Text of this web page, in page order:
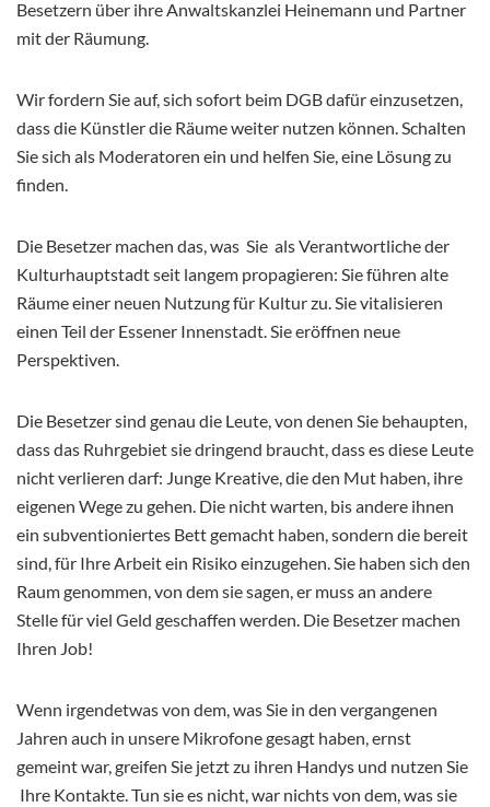
Besetzern über ihre Anwaltskanzlei Heinemann und Partner
mit der Räumung.
Wir fordern Sie auf, sich sofort beim DGB dafür einzusetzen,
dass die Künstler die Räume weiter nutzen können. Schalten
Sie sich als Moderatoren ein und helfen Sie, eine Lösung zu
finden.
Die Besetzer machen das, was Sie als Verantwortliche der
Kulturhauptstadt seit langem propagieren: Sie führen alte
Räume einer neuen Nutzung für Kultur zu. Sie vitalisieren
einen Teil der Essener Innenstadt. Sie eröffnen neue
Perspektiven.
Die Besetzer sind genau die Leute, von denen Sie behaupten,
dass das Ruhrgebiet sie dringend braucht, dass es diese Leute
nicht verlieren darf: Junge Kreative, die den Mut haben, ihre
eigenen Wege zu gehen. Die nicht warten, bis andere ihnen
ein subventioniertes Bett gemacht haben, sondern die bereit
sind, für Ihre Arbeit ein Risiko einzugehen. Sie haben sich den
Raum genommen, von dem sie sagen, er muss an andere
Stelle für viel Geld geschaffen werden. Die Besetzer machen
Ihren Job!
Wenn irgendetwas von dem, was Sie in den vergangenen
Jahren auch in unsere Mikrofone gesagt haben, ernst
gemeint war, greifen Sie jetzt zu ihren Handys und nutzen Sie
Ihre Kontakte. Tun sie es nicht, war nichts von dem, was sie